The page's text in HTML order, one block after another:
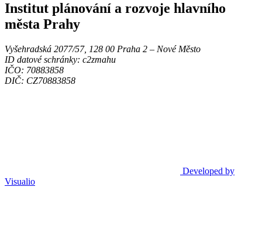
Institut plánování a rozvoje hlavního
města Prahy
Vyšehradská 2077/57, 128 00 Praha 2 ‒ Nové Město
ID datové schránky: c2zmahu
IČO: 70883858
DIČ: CZ70883858
Developed by
Visualio